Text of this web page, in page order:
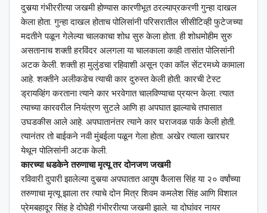
दुसर्‍या गंभीररीत्या जखमी होण्यास कारणीभूत ठरल्याप्रकरणी गुन्हा दाखल
केला होता. गुन्हा दाखल होताच पोलिसांनी परिसरातील सीसीटिव्ही फुटेजच्या
मदतीने पळून गेलेल्या चालकाचा शोध सुरु केला होता. ही शोधमोहीम सुरु
असतानाच शक्ती हरविंदर अलगला या चालकाला काही तासांत पोलिसांनी
अटक केली. शक्ती हा मुलुंडचा रहिवाशी असून एका कॉल सेंटरमध्ये कामाला
आहे. शक्तीने अलीकडेच त्याची कार दुरुस्त केली होती. कारची टेस्ट
ड्रायव्हिंग करताना त्याने कार भरवेगात चालविण्याचा प्रयत्न केला. त्यात
त्याच्या कारवरील नियंत्रण सुटले आणि हा अपघात झाल्याचे तपासात
उघडकीस आले आहे. अपघातानंतर त्याने कार घराजवळ पार्क केली होती.
त्यानंतर तो बाईकने नवी मुंबईला पळून गेला होता. अखेर त्याला खारघर
येथून पोलिसांनी अटक केली.
कारच्या धडकेने तरुणाचा मृत्यू तर दोनजण जखमी
रविवारी दुपारी झालेल्या दुसर्‍या अपघातात आयुष कैलास सिंह या २० वर्षांच्या
तरुणाचा मृत्यू झाला तर त्याचे दोन मित्र शिवम कमलेश सिंह आणि विशाल
प्रेमबहादूर सिंह हे दोघेही गंभीररीत्या जखमी झाले. या दोघांवर नायर